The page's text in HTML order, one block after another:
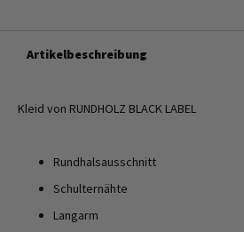
Artikelbeschreibung
Kleid von RUNDHOLZ BLACK LABEL
Rundhalsausschnitt
Schulternähte
Langarm